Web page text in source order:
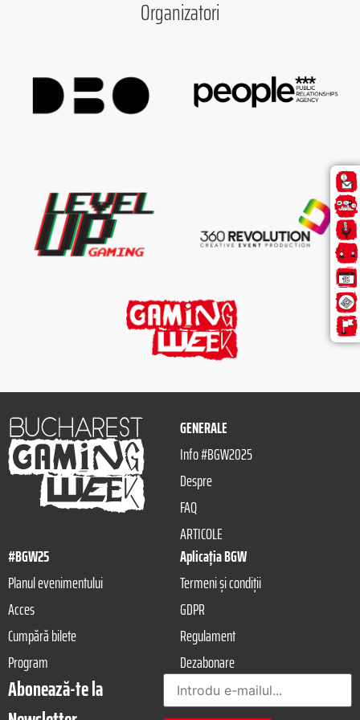
Organizatori
GENERALE
Info #BGW2025
Despre
FAQ
ARTICOLE
#BGW25
Planul evenimentului
Acces
Cumpără bilete
Program
Aplicația BGW
Termeni și condiții
GDPR
Regulament
Dezabonare
Abonează-te la